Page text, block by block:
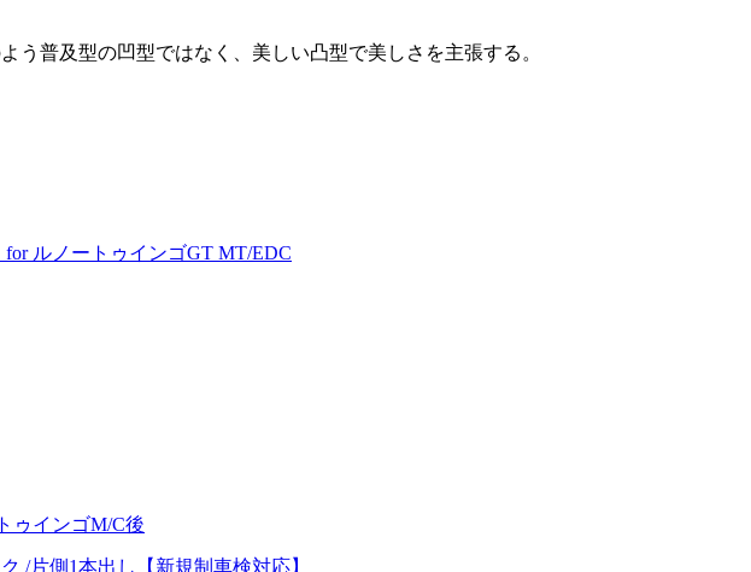
う普及型の凹型ではなく、美しい凸型で美しさを主張する。
ルノートゥインゴGT MT/EDC
ゥインゴM/C後
/片側1本出し【新規制車検対応】